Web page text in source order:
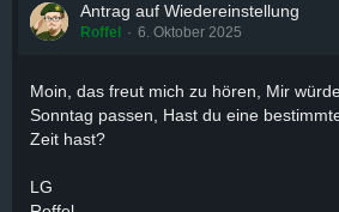
Antrag auf Wiedereinstellung
Roffel 6. Oktober 2025
Moin, das freut mich zu hören, Mir
Sonntag passen, Hast du eine
Zeit hast?
LG